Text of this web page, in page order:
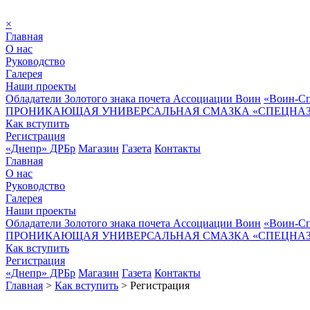
×
Главная
О нас
Руководство
Галерея
Наши проекты
Обладатели Золотого знака почета Ассоциации Воин «Воин-
ПРОНИКАЮЩАЯ УНИВЕРСАЛЬНАЯ СМАЗКА
Как вступить
Регистрация
«Днепр» ДРБр Магазин Газета Контакты
Главная
О нас
Руководство
Галерея
Наши проекты
Обладатели Золотого знака почета Ассоциации Воин «Воин-
ПРОНИКАЮЩАЯ УНИВЕРСАЛЬНАЯ СМАЗКА
Как вступить
Регистрация
«Днепр» ДРБр Магазин Газета Контакты
Главная > Как вступить > Регистрация